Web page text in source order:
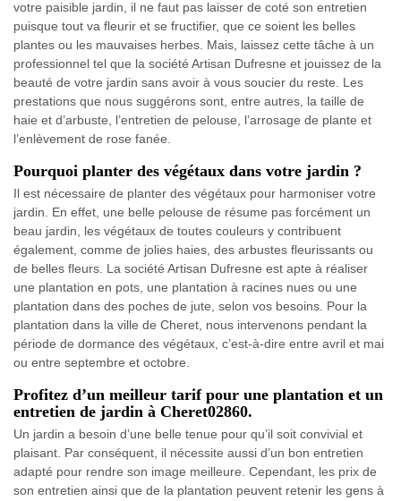
votre paisible jardin, il ne faut pas laisser de coté son entretien
puisque tout va fleurir et se fructifier, que ce soient les belles
plantes ou les mauvaises herbes. Mais, laissez cette tâche à un
professionnel tel que la société Artisan Dufresne et jouissez de la
beauté de votre jardin sans avoir à vous soucier du reste. Les
prestations que nous suggérons sont, entre autres, la taille de
haie et d’arbuste, l’entretien de pelouse, l’arrosage de plante et
l’enlèvement de rose fanée.
Pourquoi planter des végétaux dans votre jardin ?
Il est nécessaire de planter des végétaux pour harmoniser votre
jardin. En effet, une belle pelouse de résume pas forcément un
beau jardin, les végétaux de toutes couleurs y contribuent
également, comme de jolies haies, des arbustes fleurissants ou
de belles fleurs. La société Artisan Dufresne est apte à réaliser
une plantation en pots, une plantation à racines nues ou une
plantation dans des poches de jute, selon vos besoins. Pour la
plantation dans la ville de Cheret, nous intervenons pendant la
période de dormance des végétaux, c’est-à-dire entre avril et mai
ou entre septembre et octobre.
Profitez d’un meilleur tarif pour une plantation et un
entretien de jardin à Cheret02860.
Un jardin a besoin d’une belle tenue pour qu’il soit convivial et
plaisant. Par conséquent, il nécessite aussi d’un bon entretien
adapté pour rendre son image meilleure. Cependant, les prix de
son entretien ainsi que de la plantation peuvent retenir les gens à